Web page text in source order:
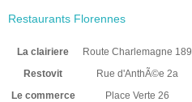
Restaurants Florennes
La clairiere Route Charlemagne 189
Restovit
Rue d'AnthÃ©e 2a
Le commerce
Place Verte 26